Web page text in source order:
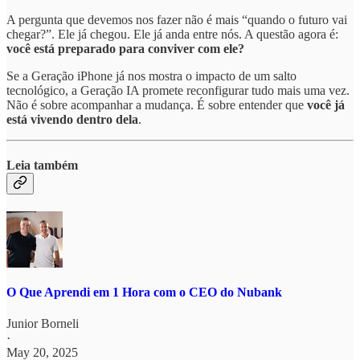
A pergunta que devemos nos fazer não é mais “quando o futuro vai
chegar?”. Ele já chegou. Ele já anda entre nós. A questão agora é:
você está preparado para conviver com ele?
Se a Geração iPhone já nos mostra o impacto de um salto
tecnológico, a Geração IA promete reconfigurar tudo mais uma vez.
Não é sobre acompanhar a mudança. É sobre entender que você já
está vivendo dentro dela.
Leia também
O Que Aprendi em 1 Hora com o CEO do Nubank
Junior Borneli
·
May 20, 2025